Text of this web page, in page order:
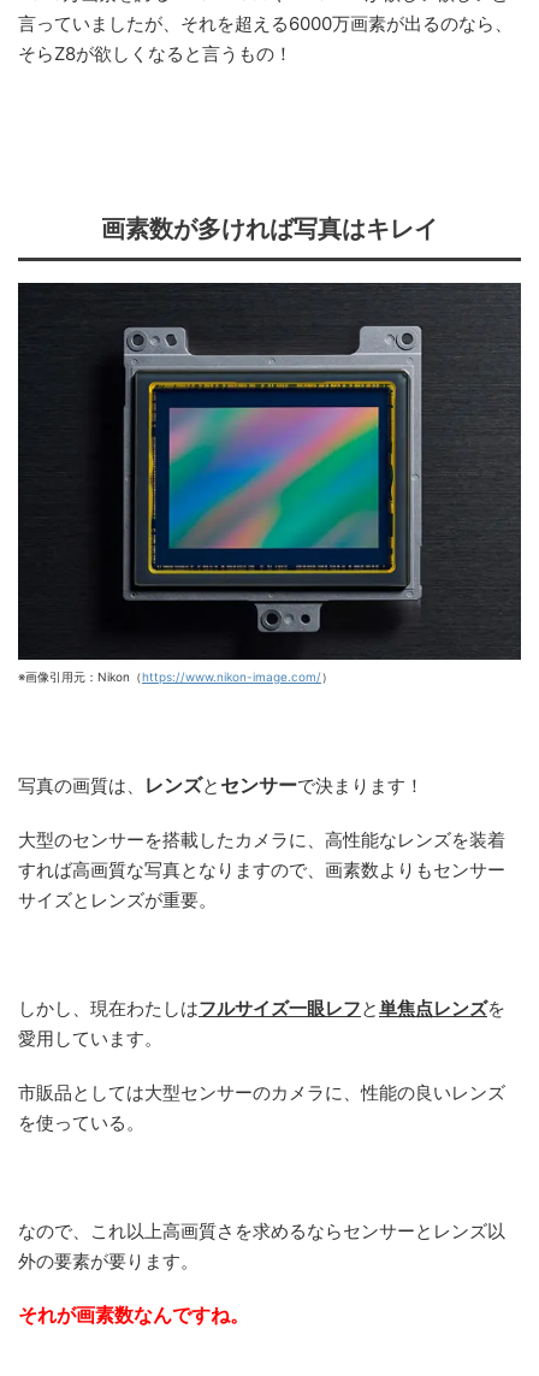
言っていましたが、それを超える6000万画素が出るのなら、
そらZ8が欲しくなると言うもの！
画素数が多ければ写真はキレイ
※画像引用元：Nikon（https://www.nikon-image.com/）
写真の画質は、 レンズと センサーで決まります！
大型のセンサーを搭載したカメラに、高性能なレンズを装着
すれば高画質な写真となりますので、画素数よりもセンサー
サイズとレンズが重要。
しかし、現在わたしはフルサイズ一眼レフと単焦点レンズを
愛用しています。
市販品としては大型センサーのカメラに、性能の良いレンズ
を使っている。
なので、これ以上高画質さを求めるならセンサーとレンズ以
外の要素が要ります。
それが画素数なんですね。